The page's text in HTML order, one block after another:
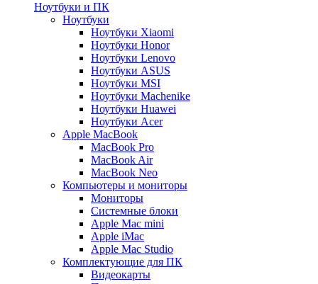
Ноутбуки и ПК
Ноутбуки
Ноутбуки Xiaomi
Ноутбуки Honor
Ноутбуки Lenovo
Ноутбуки ASUS
Ноутбуки MSI
Ноутбуки Machenike
Ноутбуки Huawei
Ноутбуки Acer
Apple MacBook
MacBook Pro
MacBook Air
MacBook Neo
Компьютеры и мониторы
Мониторы
Системные блоки
Apple Mac mini
Apple iMac
Apple Mac Studio
Комплектующие для ПК
Видеокарты